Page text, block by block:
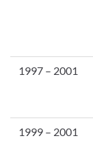
1997 – 2001
1999 – 2001